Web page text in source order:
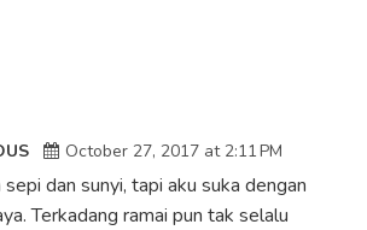
October 27, 2017 at 2:11 PM
dan sunyi, tapi aku suka dengan
Terkadang ramai pun tak selalu